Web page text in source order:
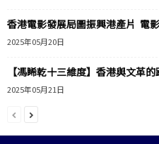
香港電影發展局圖振興港產片 電
2025年05月20日
【馮睎乾十三維度】香港與文革的
2025年05月21日